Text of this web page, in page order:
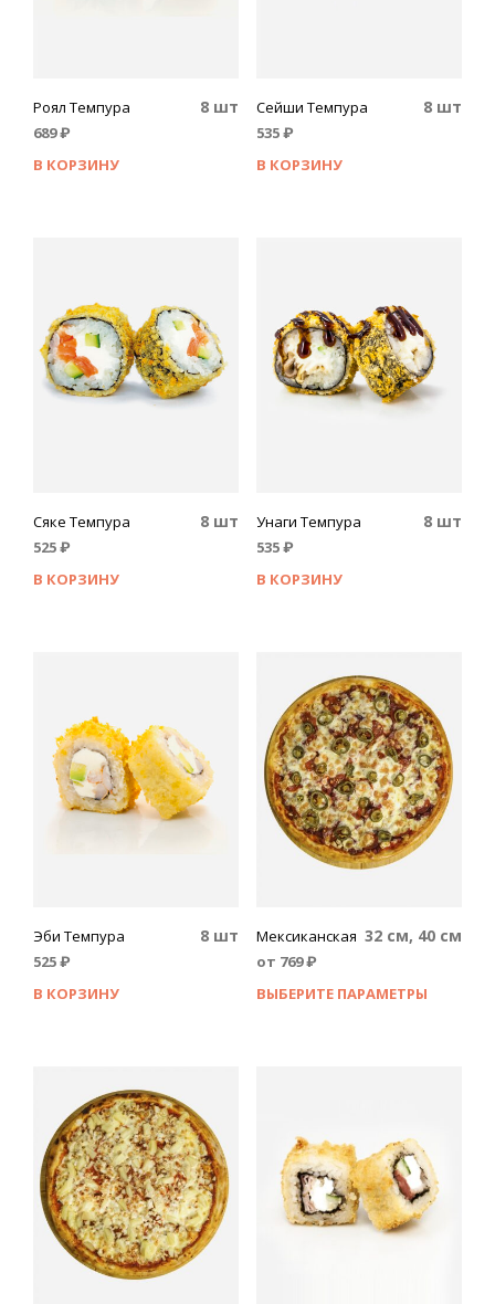
Роял Темпура 8 шт
689₽
В КОРЗИНУ
Сейши Темпура 8 шт
535₽
В КОРЗИНУ
Сяке Темпура 8 шт
525₽
В КОРЗИНУ
Унаги Темпура 8 шт
535₽
В КОРЗИНУ
Эби Темпура 8 шт
525₽
В КОРЗИНУ
Мексиканская 32 см, 40 см
от 769₽
ВЫБЕРИТЕ ПАРАМЕТРЫ